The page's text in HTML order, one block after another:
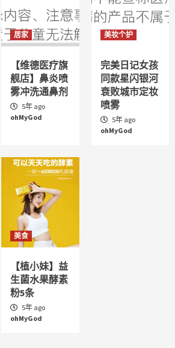
居家
【维德医疗旗
舰店】鼻炎喷
雾冲洗通鼻剂
5年 ago
ohMyGod
美妆个护
完美日记女孩
同款星闪银河
衰败城市定妆
喷雾
5年 ago
ohMyGod
美食
【植小妹】益
生菌水果酵素
粉5条
5年 ago
ohMyGod